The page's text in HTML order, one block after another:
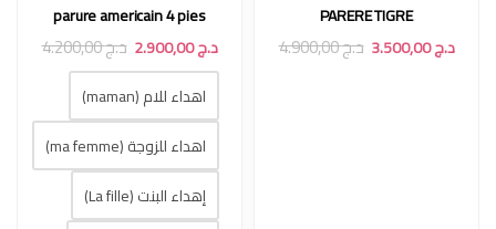
PARERE TIGRE
د.ج3.500,00 د.ج4.900,00
parure americain 4 pies
د.ج2.900,00 د.ج4.200,00
اهداء للام (maman)
اهداء للزوجة (ma femme)
إهداء البنت (La fille)